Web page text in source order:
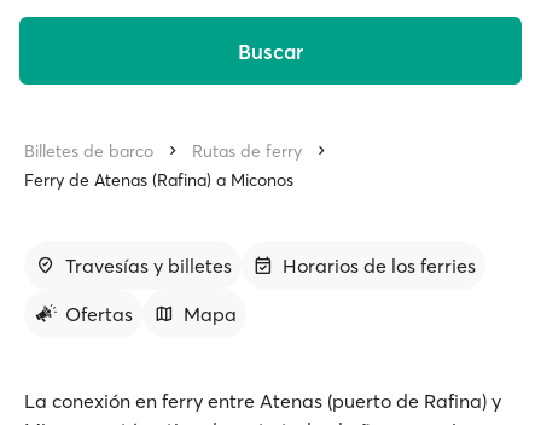
Buscar
Billetes de barco
Rutas de ferry
Ferry de Atenas (Rafina) a Miconos
Travesías y billetes
Horarios de los ferries
Ofertas
Mapa
La conexión en ferry entre Atenas (puerto de Rafina) y